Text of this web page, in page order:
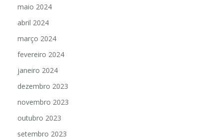
maio 2024
abril 2024
março 2024
fevereiro 2024
janeiro 2024
dezembro 2023
novembro 2023
outubro 2023
setembro 2023